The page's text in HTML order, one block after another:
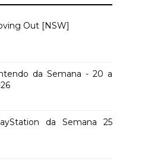
Out [NSW]
da Semana - 20 a
da Semana 25